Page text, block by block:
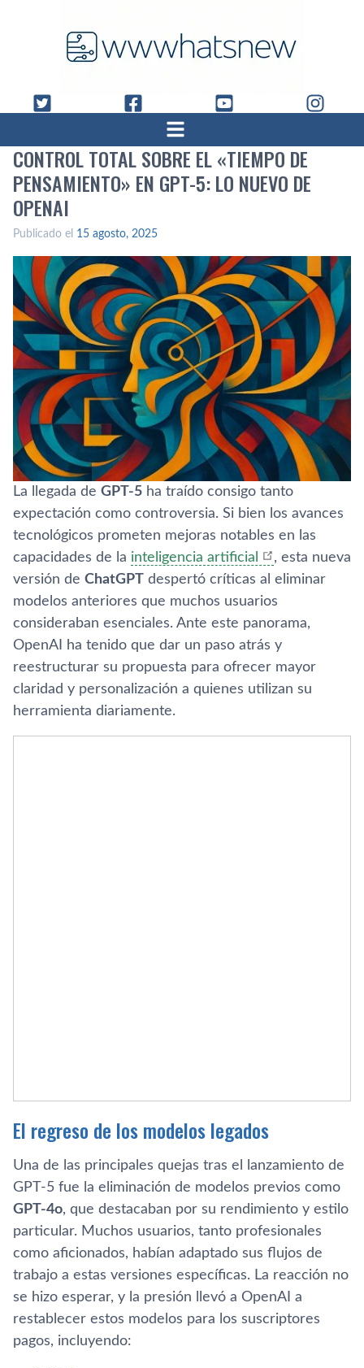
CONTROL TOTAL SOBRE EL «TIEMPO DE
PENSAMIENTO» EN GPT-5: LO NUEVO DE
OPENAI
Publicado el 15 agosto, 2025
La llegada de GPT-5 ha traído consigo tanto
expectación como controversia. Si bien los avances
tecnológicos prometen mejoras notables en las
capacidades de la inteligencia artificial
, esta nueva
versión de ChatGPT
despertó críticas al eliminar
modelos anteriores que muchos usuarios
consideraban esenciales. Ante este panorama,
OpenAI ha tenido que dar un paso atrás y
reestructurar su propuesta para ofrecer mayor
claridad y personalización a quienes utilizan su
herramienta diariamente.
El regreso de los modelos legados
Una de las principales quejas tras el lanzamiento de
GPT-5 fue la eliminación de modelos previos como
GPT-4o, que destacaban por su rendimiento y estilo
particular. Muchos usuarios, tanto profesionales
como aficionados, habían adaptado sus flujos de
trabajo a estas versiones específicas. La reacción no
se hizo esperar, y la presión llevó a OpenAI a
restablecer estos modelos para los suscriptores
pagos, incluyendo: